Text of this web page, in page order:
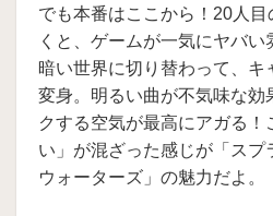
でも本番はここから！20人
くと、ゲームが一気にヤバ
暗い世界に切り替わって、キ
変身。明るい曲が不気味な効
クする空気が最高にアガる！
い」が混ざった感じが「スプ
ウォーターズ」の魅力だよ。